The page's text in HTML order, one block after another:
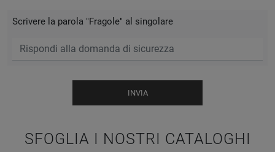
SFOGLIA I NOSTRI CATALOGHI
Scrivere la parola "Fragole" al singolare
INVIA